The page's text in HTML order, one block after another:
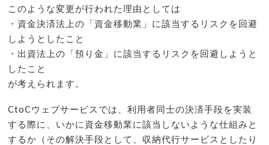
このような変更が行われた理由としては
・資金決済法上の「資金移動業」に該当するリスクを回避
しようとしたこと
・出資法上の「預り金」に該当するリスクを回避しようと
したこと
が考えられます。
CtoCウェブサービスでは、利用者同士の決済手段を実装
する際に、いかに資金移動業に該当しないような仕組みと
するか（その解決手段として、収納代行サービスとしたり